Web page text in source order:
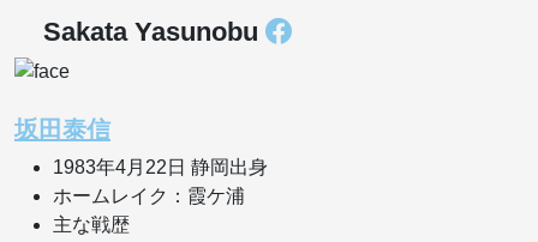
Sakata Yasunobu
坂田泰信
1983年4月22日 静岡出身
ホームレイク：霞ケ浦
主な戦歴